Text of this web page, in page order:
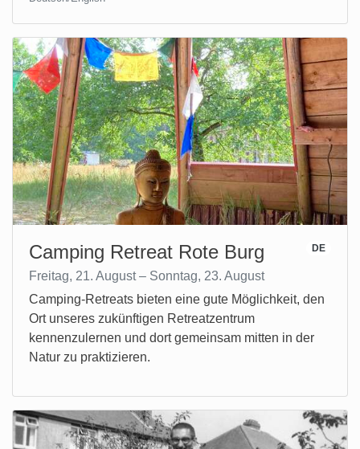
DE
Camping Retreat Rote Burg
Freitag, 21. August – Sonntag, 23. August
Camping-Retreats bieten eine gute Möglichkeit, den
Ort unseres zukünftigen Retreatzentrum
kennenzulernen und dort gemeinsam mitten in der
Natur zu praktizieren.